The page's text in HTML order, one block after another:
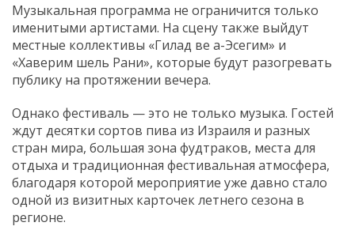
Музыкальная программа не ограничится только
именитыми артистами. На сцену также выйдут
местные коллективы «Гилад ве а-Эсегим» и
«Хаверим шель Рани», которые будут разогревать
публику на протяжении вечера.
Однако фестиваль — это не только музыка. Гостей
ждут десятки сортов пива из Израиля и разных
стран мира, большая зона фудтраков, места для
отдыха и традиционная фестивальная атмосфера,
благодаря которой мероприятие уже давно стало
одной из визитных карточек летнего сезона в
регионе.